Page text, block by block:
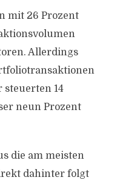
mit 26 Prozent
Allerdings
steuerten 14
neun Prozent
die am meisten
dahinter folgt